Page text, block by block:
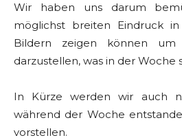
Wir haben uns darum
möglichst breiten Eindruck
Bildern zeigen können
darzustellen, was in der Woche
In Kürze werden wir auch
während der Woche
vorstellen.